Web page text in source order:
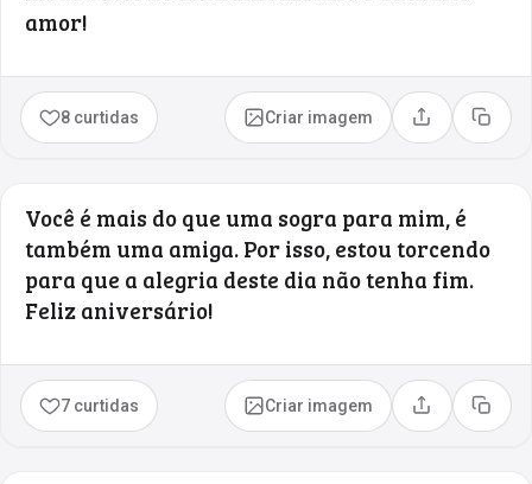
amor!
8 curtidas Criar imagem Compartilhar
Copiar
Você é mais do que uma sogra para mim, é
também uma amiga. Por isso, estou torcendo
para que a alegria deste dia não tenha fim.
Feliz aniversário!
7 curtidas Criar imagem Compartilhar
Copiar